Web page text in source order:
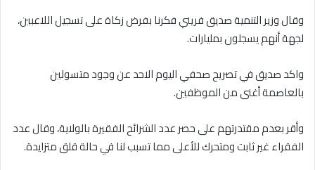
وقال وزير التنمية صديق فريني فكرنا بفرض زكاة على تسجيل اللاعبين،
لجهة أنهم يسجلون بمليارات.
واكد صديق في تصريح صحفي اليوم الاحد عن وجود متسولين
بالعاصمة أغنى من الموظفين.
وأقر بعدم مقتدرتهم على حصر عدد الشرائح الفقيرة بالولاية، وقال عدد
الفقراء غير ثابت ومتحرك للأعلى مما تسبب لنا في حالة قلق متزايدة.